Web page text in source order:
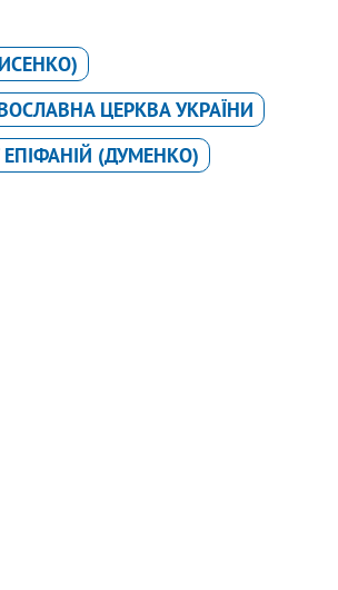
ЦЕРКВА УКРАЇНИ
(ДУМЕНКО)